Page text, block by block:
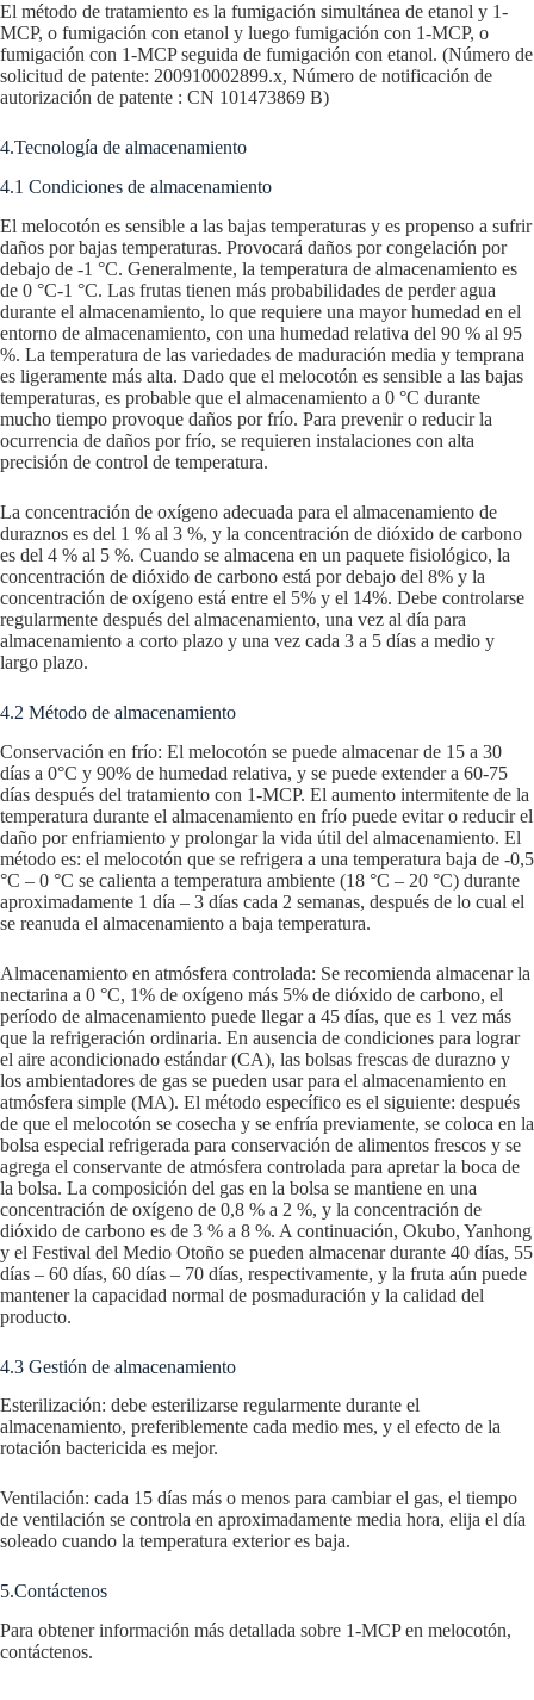
El método de tratamiento es la fumigación simultánea de etanol y 1-
MCP, o fumigación con etanol y luego fumigación con 1-MCP, o
fumigación con 1-MCP seguida de fumigación con etanol. (Número de
solicitud de patente: 200910002899.x, Número de notificación de
autorización de patente : CN 101473869 B)
4.Tecnología de almacenamiento
4.1 Condiciones de almacenamiento
El melocotón es sensible a las bajas temperaturas y es propenso a sufrir
daños por bajas temperaturas. Provocará daños por congelación por
debajo de -1 °C. Generalmente, la temperatura de almacenamiento es
de 0 °C-1 °C. Las frutas tienen más probabilidades de perder agua
durante el almacenamiento, lo que requiere una mayor humedad en el
entorno de almacenamiento, con una humedad relativa del 90 % al 95
%. La temperatura de las variedades de maduración media y temprana
es ligeramente más alta. Dado que el melocotón es sensible a las bajas
temperaturas, es probable que el almacenamiento a 0 °C durante
mucho tiempo provoque daños por frío. Para prevenir o reducir la
ocurrencia de daños por frío, se requieren instalaciones con alta
precisión de control de temperatura.
La concentración de oxígeno adecuada para el almacenamiento de
duraznos es del 1 % al 3 %, y la concentración de dióxido de carbono
es del 4 % al 5 %. Cuando se almacena en un paquete fisiológico, la
concentración de dióxido de carbono está por debajo del 8% y la
concentración de oxígeno está entre el 5% y el 14%. Debe controlarse
regularmente después del almacenamiento, una vez al día para
almacenamiento a corto plazo y una vez cada 3 a 5 días a medio y
largo plazo.
4.2 Método de almacenamiento
Conservación en frío: El melocotón se puede almacenar de 15 a 30
días a 0°C y 90% de humedad relativa, y se puede extender a 60-75
días después del tratamiento con 1-MCP. El aumento intermitente de la
temperatura durante el almacenamiento en frío puede evitar o reducir el
daño por enfriamiento y prolongar la vida útil del almacenamiento. El
método es: el melocotón que se refrigera a una temperatura baja de -0,5
°C – 0 °C se calienta a temperatura ambiente (18 °C – 20 °C) durante
aproximadamente 1 día – 3 días cada 2 semanas, después de lo cual el
se reanuda el almacenamiento a baja temperatura.
Almacenamiento en atmósfera controlada: Se recomienda almacenar la
nectarina a 0 °C, 1% de oxígeno más 5% de dióxido de carbono, el
período de almacenamiento puede llegar a 45 días, que es 1 vez más
que la refrigeración ordinaria. En ausencia de condiciones para lograr
el aire acondicionado estándar (CA), las bolsas frescas de durazno y
los ambientadores de gas se pueden usar para el almacenamiento en
atmósfera simple (MA). El método específico es el siguiente: después
de que el melocotón se cosecha y se enfría previamente, se coloca en la
bolsa especial refrigerada para conservación de alimentos frescos y se
agrega el conservante de atmósfera controlada para apretar la boca de
la bolsa. La composición del gas en la bolsa se mantiene en una
concentración de oxígeno de 0,8 % a 2 %, y la concentración de
dióxido de carbono es de 3 % a 8 %. A continuación, Okubo, Yanhong
y el Festival del Medio Otoño se pueden almacenar durante 40 días, 55
días – 60 días, 60 días – 70 días, respectivamente, y la fruta aún puede
mantener la capacidad normal de posmaduración y la calidad del
producto.
4.3 Gestión de almacenamiento
Esterilización: debe esterilizarse regularmente durante el
almacenamiento, preferiblemente cada medio mes, y el efecto de la
rotación bactericida es mejor.
Ventilación: cada 15 días más o menos para cambiar el gas, el tiempo
de ventilación se controla en aproximadamente media hora, elija el día
soleado cuando la temperatura exterior es baja.
5.Contáctenos
Para obtener información más detallada sobre 1-MCP en melocotón,
contáctenos.